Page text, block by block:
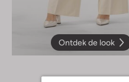
Ontdek de look